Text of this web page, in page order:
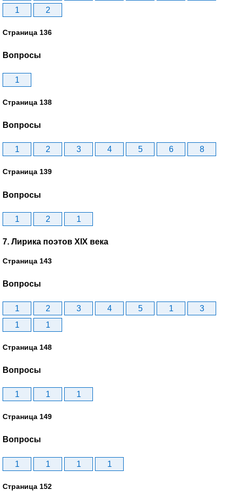
1 2
Страница 136
Вопросы
1
Страница 138
Вопросы
1 2 3 4 5 6 8
Страница 139
Вопросы
1 2 1
7. Лирика поэтов XIX века
Страница 143
Вопросы
1 2 3 4 5 1
3
1
1
Страница 148
Вопросы
1 1 1
Страница 149
Вопросы
1 1 1 1
Страница 152